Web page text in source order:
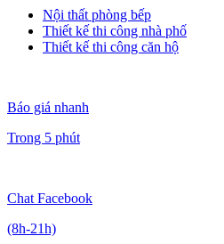
Nội thất phòng bếp
Thiết kế thi công nhà phố
Thiết kế thi công căn hộ
Báo giá nhanh
Trong 5 phút
Chat Facebook
(8h-21h)